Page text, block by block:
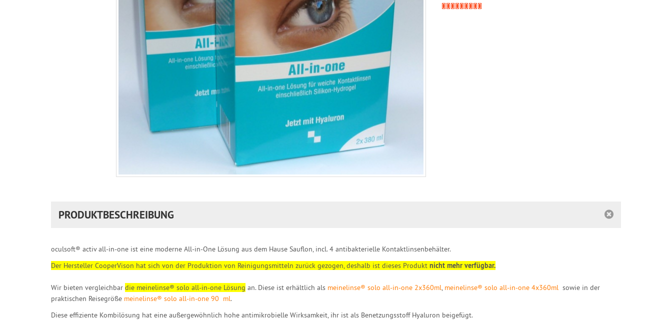
PRODUKTBESCHREIBUNG
oculsoft® activ all-in-one ist eine moderne All-in-One Lösung aus dem Hause Sauflon, incl. 4 antibakterielle Kontaktlinsenbehälter.
Der Hersteller CooperVison hat sich von der Produktion von Reinigungsmitteln zurück gezogen, deshalb ist dieses Produkt nicht mehr verfügbar.
Wir bieten vergleichbar die meinelinse® solo all-in-one Lösung an. Diese ist erhältlich als meinelinse® solo all-in-one 2x360ml, meinelinse® solo all-in-one 4x360ml sowie in der
praktischen Reisegröße meinelinse® solo all-in-one 90 ml.
Diese effiziente Kombilösung hat eine außergewöhnlich hohe antimikrobielle Wirksamkeit, ihr ist als Benetzungsstoff Hyaluron beigefügt.